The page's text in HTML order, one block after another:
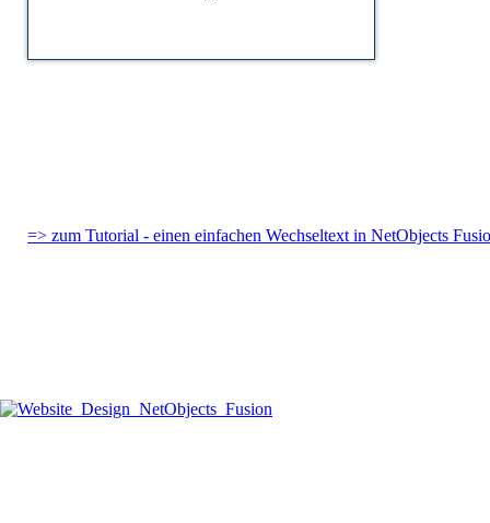
=> zum Tutorial - einen einfachen Wechseltext in NetObjects